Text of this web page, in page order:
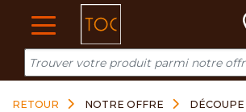
RETOUR NOTRE OFFRE
DÉCOUPE
Cookies management panel